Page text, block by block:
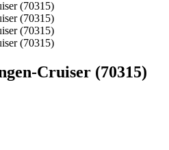
Cruiser (70315)